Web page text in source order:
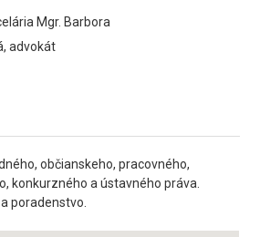
Mgr. Barbora
advokát
občianskeho, pracovného,
konkurzného a ústavného práva.
poradenstvo.